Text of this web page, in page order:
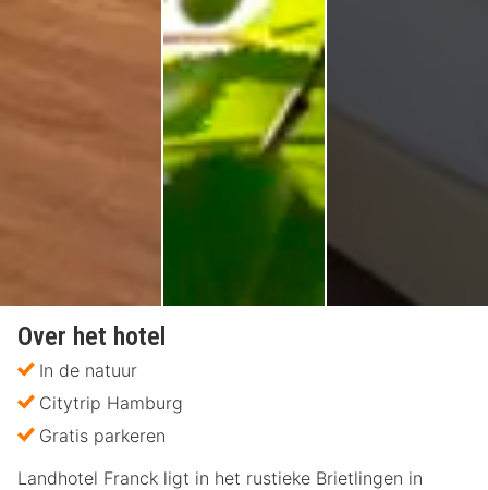
Over het hotel
In de natuur
Citytrip Hamburg
Gratis parkeren
Landhotel Franck ligt in het rustieke Brietlingen in